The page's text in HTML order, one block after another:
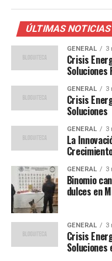
Barcelona
El técnico alemán se
rendimiento de su
advirtió sobre la
“Es un equipo con
muy bien en
que estar muy
durante todo el
Una de las buenas
Barcelona es el
quien se ha recuperado
fue cauteloso sobre su
partido. “Lo veremos.
cómo puede
jugar el partido”, indicó
ÚLTIMAS NOTICIAS
GENERAL 3
Crisis
Soluciones
GENERAL 3
Crisis
Soluciones
GENERAL 3
La
GENERAL 3
Binomio
dulces en
GENERAL 3
Crisis
Soluciones